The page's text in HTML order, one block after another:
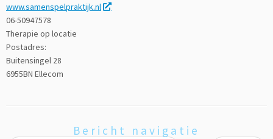
www.samenspelpraktijk.nl
06-50947578
Therapie op locatie
Postadres:
Buitensingel 28
6955BN Ellecom
Bericht navigatie